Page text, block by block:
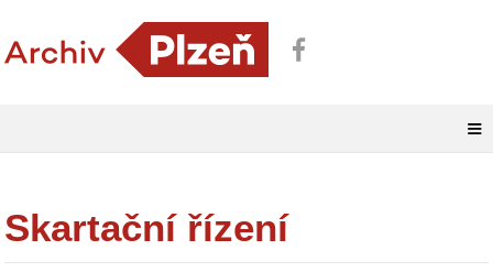
≡
Skartační řízení